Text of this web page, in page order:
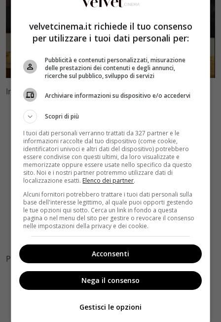
Initialize ads
Photo Credits Facebook
velvetcinema.it richiede il tuo consenso
per utilizzare i tuoi dati personali per:
Pubblicità e contenuti personalizzati, misurazione
delle prestazioni dei contenuti e degli annunci,
ricerche sul pubblico, sviluppo di servizi
Archiviare informazioni su dispositivo e/o accedervi
Scopri di più
I tuoi dati personali verranno trattati da 327 partner e le
informazioni raccolte dal tuo dispositivo (come cookie,
identificatori univoci e altri dati del dispositivo) potrebbero
essere condivise con questi ultimi, da loro visualizzate e
memorizzate oppure essere usate nello specifico da questo
sito. Noi e i nostri partner potremmo utilizzare dati di
localizzazione esatti. Elenco dei partner.
Alcuni fornitori potrebbero trattare i tuoi dati personali sulla
base dell'interesse legittimo, al quale puoi opporti gestendo
le tue opzioni qui sotto. Cerca un link in fondo a questa
pagina o nel menu del sito per gestire o revocare il consenso
nelle impostazioni della privacy e dei cookie.
Acconsenti
Nega il consenso
Gestisci le opzioni